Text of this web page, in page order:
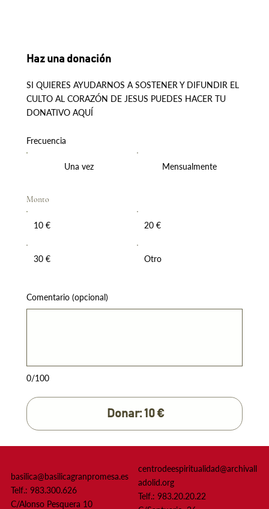
Haz una donación
SI QUIERES AYUDARNOS A SOSTENER Y DIFUNDIR EL
CULTO AL CORAZÓN DE JESUS PUEDES HACER TU
DONATIVO AQUÍ
Frecuencia
Una vez Mensualmente
Monto
10 € 20 €
30 € Otro
0/100
Comentario (opcional)
Donar: 10 €
basilica@basilicagranpromesa.es
Telf.: 983.300.626
C/Alonso Pesquera 10
centrodeespiritualidad@archivall
adolid.org
Telf.: 983.20.20.22